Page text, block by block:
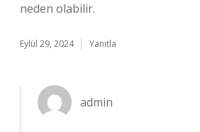
neden olabilir.
Eylül 29, 2024 Yanıtla
admin